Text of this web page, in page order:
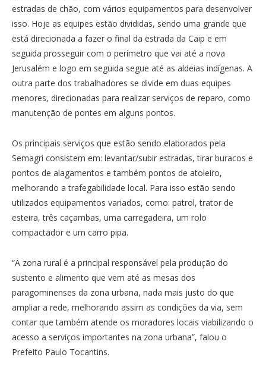
estradas de chão, com vários equipamentos para desenvolver
isso. Hoje as equipes estão divididas, sendo uma grande que
está direcionada a fazer o final da estrada da Caip e em
seguida prosseguir com o perímetro que vai até a nova
Jerusalém e logo em seguida segue até as aldeias indígenas. A
outra parte dos trabalhadores se divide em duas equipes
menores, direcionadas para realizar serviços de reparo, como
manutenção de pontes em alguns pontos.
Os principais serviços que estão sendo elaborados pela
Semagri consistem em: levantar/subir estradas, tirar buracos e
pontos de alagamentos e também pontos de atoleiro,
melhorando a trafegabilidade local. Para isso estão sendo
utilizados equipamentos variados, como: patrol, trator de
esteira, três caçambas, uma carregadeira, um rolo
compactador e um carro pipa.
“A zona rural é a principal responsável pela produção do
sustento e alimento que vem até as mesas dos
paragominenses da zona urbana, nada mais justo do que
ampliar a rede, melhorando assim as condições da via, sem
contar que também atende os moradores locais viabilizando o
acesso a serviços importantes na zona urbana”, falou o
Prefeito Paulo Tocantins.